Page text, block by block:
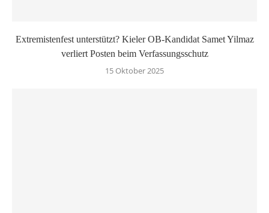
Extremistenfest unterstützt? Kieler OB-Kandidat Samet Yilmaz
verliert Posten beim Verfassungsschutz
15 Oktober 2025